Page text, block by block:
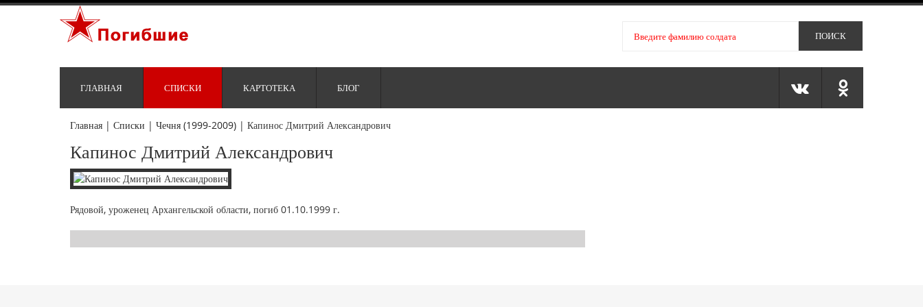
ГЛАВНАЯ СПИСКИ КАРТОТЕКА БЛОГ
Главная | Списки | Чечня (1999-2009) | Капинос Дмитрий Александрович
Капинос Дмитрий Александрович
Рядовой, уроженец Архангельской области, погиб 01.10.1999 г.